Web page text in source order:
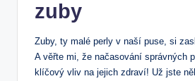
zuby
Zuby, ty malé perly v naší puse, si
A věřte mi, že načasování ⁤správných
klíčový vliv na jejich zdraví! Už jste